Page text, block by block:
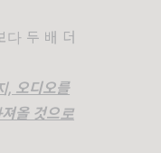
두 배 더
, 오디오를
올 것으로